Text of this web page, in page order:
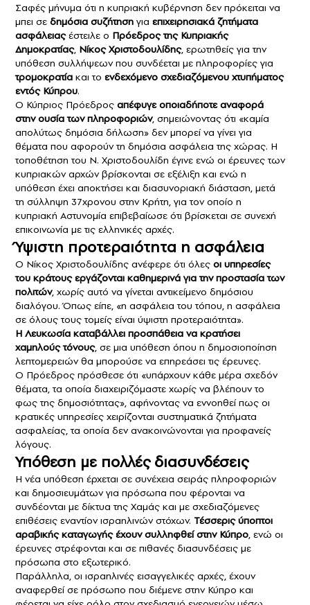
Σαφές μήνυμα ότι η κυπριακή κυβέρνηση δεν πρόκειται να
μπει σε δημόσια συζήτηση για επιχειρησιακά ζητήματα
ασφάλειαςέστειλε ο Πρόεδρος της Κυπριακής
Δημοκρατίας, Νίκος Χριστοδουλίδης, ερωτηθείς για την
υπόθεση συλλήψεων που συνδέεται με πληροφορίες για
τρομοκρατία και το ενδεχόμενο σχεδιαζόμενου χτυπήματος
εντός Κύπρου.
Ο Κύπριος Πρόεδρος απέφυγε οποιαδήποτε αναφορά
στην ουσία των πληροφοριών, σημειώνοντας ότι «καμία
απολύτως δημόσια δήλωση» δεν μπορεί να γίνει για
θέματα που αφορούν τη δημόσια ασφάλεια της χώρας. Η
τοποθέτηση του Ν. Χριστοδουλίδη έγινε ενώ οι έρευνες των
κυπριακών αρχών βρίσκονται σε εξέλιξη και ενώ η
υπόθεση έχει αποκτήσει και διασυνοριακή διάσταση, μετά
τη σύλληψη 37χρονου στην Κρήτη, για τον οποίο η
κυπριακή Αστυνομία επιβεβαίωσε ότι βρίσκεται σε συνεχή
επικοινωνία με τις ελληνικές αρχές.
Ύψιστη προτεραιότητα η ασφάλεια
Ο Νίκος Χριστοδουλίδης ανέφερε ότι όλες οι υπηρεσίες
του κράτους εργάζονται καθημερινά για την προστασία των
πολιτών, χωρίς αυτό να γίνεται αντικείμενο δημόσιου
διαλόγου. Όπως είπε, «η ασφάλεια του τόπου, η ασφάλεια
σε όλους τους τομείς είναι ύψιστη προτεραιότητα».
Η Λευκωσία καταβάλλει προσπάθεια να κρατήσει
χαμηλούς τόνους, σε μια υπόθεση όπου η δημοσιοποίηση
λεπτομερειών θα μπορούσε να επηρεάσει τις έρευνες.
Ο Πρόεδρος πρόσθεσε ότι «υπάρχουν κάθε μέρα σχεδόν
θέματα, τα οποία διαχειριζόμαστε χωρίς να βλέπουν το
φως της δημοσιότητας», αφήνοντας να εννοηθεί πως οι
κρατικές υπηρεσίες χειρίζονται συστηματικά ζητήματα
ασφαλείας, τα οποία δεν ανακοινώνονται για προφανείς
λόγους.
Υπόθεση με πολλές διασυνδέσεις
Η νέα υπόθεση έρχεται σε συνέχεια σειράς πληροφοριών
και δημοσιευμάτων για πρόσωπα που φέρονται να
συνδέονται με δίκτυα της Χαμάς και με σχεδιαζόμενες
επιθέσεις εναντίον ισραηλινών στόχων. Τέσσερις ύποπτοι
αραβικής καταγωγής έχουν συλληφθεί στην Κύπρο, ενώ οι
έρευνες στρέφονται και σε πιθανές διασυνδέσεις με
πρόσωπα στο εξωτερικό.
Παράλληλα, οι ισραηλινές εισαγγελικές αρχές, έχουν
αναφερθεί σε πρόσωπο που διέμενε στην Κύπρο και